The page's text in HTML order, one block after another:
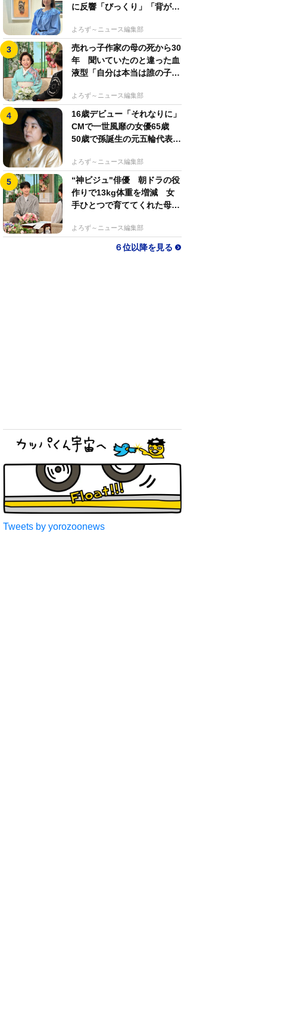
に反響「びっくり」「背が高
よろず～ニュース編集部
売れっ子作家の母の死から30
年 聞いていたのと違った血
液型「自分は本当は誰の子
よろず～ニュース編集部
16歳デビュー「それなりに」
CMで一世風靡の女優65歳
50歳で孫誕生の元五輪代表と
よろず～ニュース編集部
“神ビジュ"俳優 朝ドラの役
作りで13kg体重を増減 女
手ひとつで育ててくれた母へ
よろず～ニュース編集部
６位以降を見る
Tweets by yorozoonews